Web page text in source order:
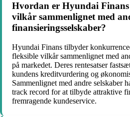
Hvordan er Hyundai Finans
vilkår sammenlignet med
finansieringsselskaber?
Hyundai Finans tilbyder
fleksible vilkår sammenlignet med
på markedet. Deres rentesatser
kundens kreditvurdering og
Sammenlignet med andre selskaber
track record for at tilbyde attraktive
fremragende kundeservice.